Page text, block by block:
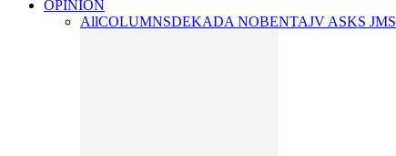
OPINION
AllCOLUMNSDEKADA NOBENTAJV ASKS JMS